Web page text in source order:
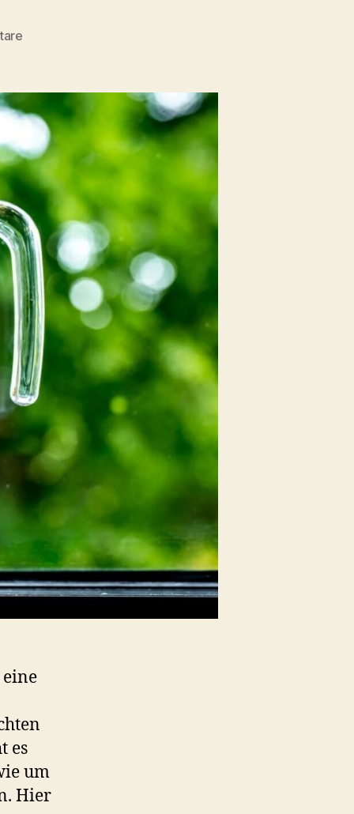
zu
Beerensäfte
&
Kräuter
–
Hausgemachte
Rezepte
aus
Kärnten
es
um
Hier